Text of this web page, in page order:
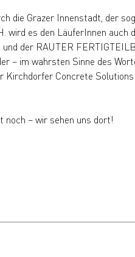
die Grazer Innenstadt, der
wird es den LäuferInnen auch
der RAUTER
– im wahrsten Sinne des
Kirchdorfer Concrete
noch – wir sehen uns dort!